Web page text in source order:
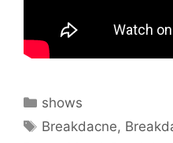
Kategorien
shows
Schlagwörter
Breakdacne,